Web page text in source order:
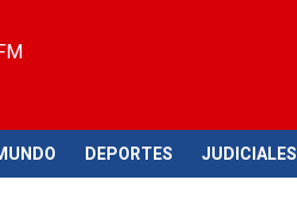
DEPORTES JUDICIALES